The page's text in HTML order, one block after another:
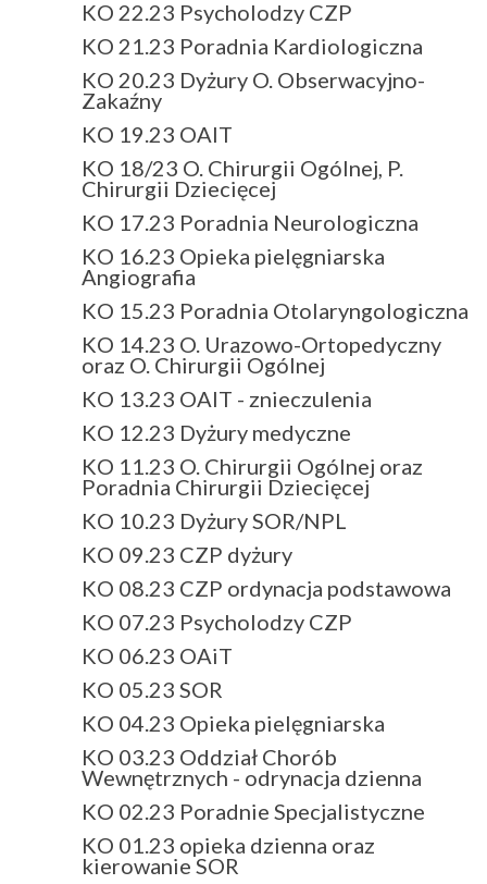
KO 22.23 Psycholodzy CZP
KO 21.23 Poradnia Kardiologiczna
KO 20.23 Dyżury O. Obserwacyjno-
Zakaźny
KO 19.23 OAIT
KO 18/23 O. Chirurgii Ogólnej, P.
Chirurgii Dziecięcej
KO 17.23 Poradnia Neurologiczna
KO 16.23 Opieka pielęgniarska
Angiografia
KO 15.23 Poradnia Otolaryngologiczna
KO 14.23 O. Urazowo-Ortopedyczny
oraz O. Chirurgii Ogólnej
KO 13.23 OAIT - znieczulenia
KO 12.23 Dyżury medyczne
KO 11.23 O. Chirurgii Ogólnej oraz
Poradnia Chirurgii Dziecięcej
KO 10.23 Dyżury SOR/NPL
KO 09.23 CZP dyżury
KO 08.23 CZP ordynacja podstawowa
KO 07.23 Psycholodzy CZP
KO 06.23 OAiT
KO 05.23 SOR
KO 04.23 Opieka pielęgniarska
KO 03.23 Oddział Chorób
Wewnętrznych - odrynacja dzienna
KO 02.23 Poradnie Specjalistyczne
KO 01.23 opieka dzienna oraz
kierowanie SOR